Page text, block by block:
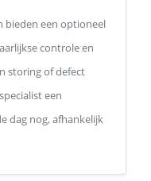
bieden een optioneel
controle en
storing of defect
een
dag nog, afhankelijk